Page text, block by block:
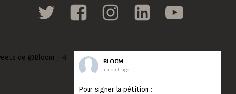
de @Bloom_FR BLOOM
1 month ago
Pour signer la pétition :